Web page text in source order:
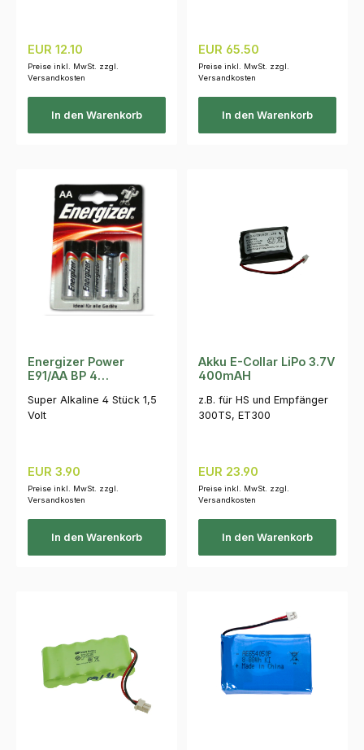
Regulärer Preis:
EUR 12.10
Preise inkl. MwSt. zzgl.
Versandkosten
In den Warenkorb
Regulärer Preis:
EUR 65.50
Preise inkl. MwSt. zzgl.
Versandkosten
In den Warenkorb
Energizer Power
E91/AA BP 4
Super Alkaline 4 Stück 1,5
Volt
Regulärer Preis:
EUR 3.90
Preise inkl. MwSt. zzgl.
Versandkosten
In den Warenkorb
Akku E-Collar LiPo 3.7V
400mAH
z.B. für HS und Empfänger
300TS, ET300
Regulärer Preis:
EUR 23.90
Preise inkl. MwSt. zzgl.
Versandkosten
In den Warenkorb